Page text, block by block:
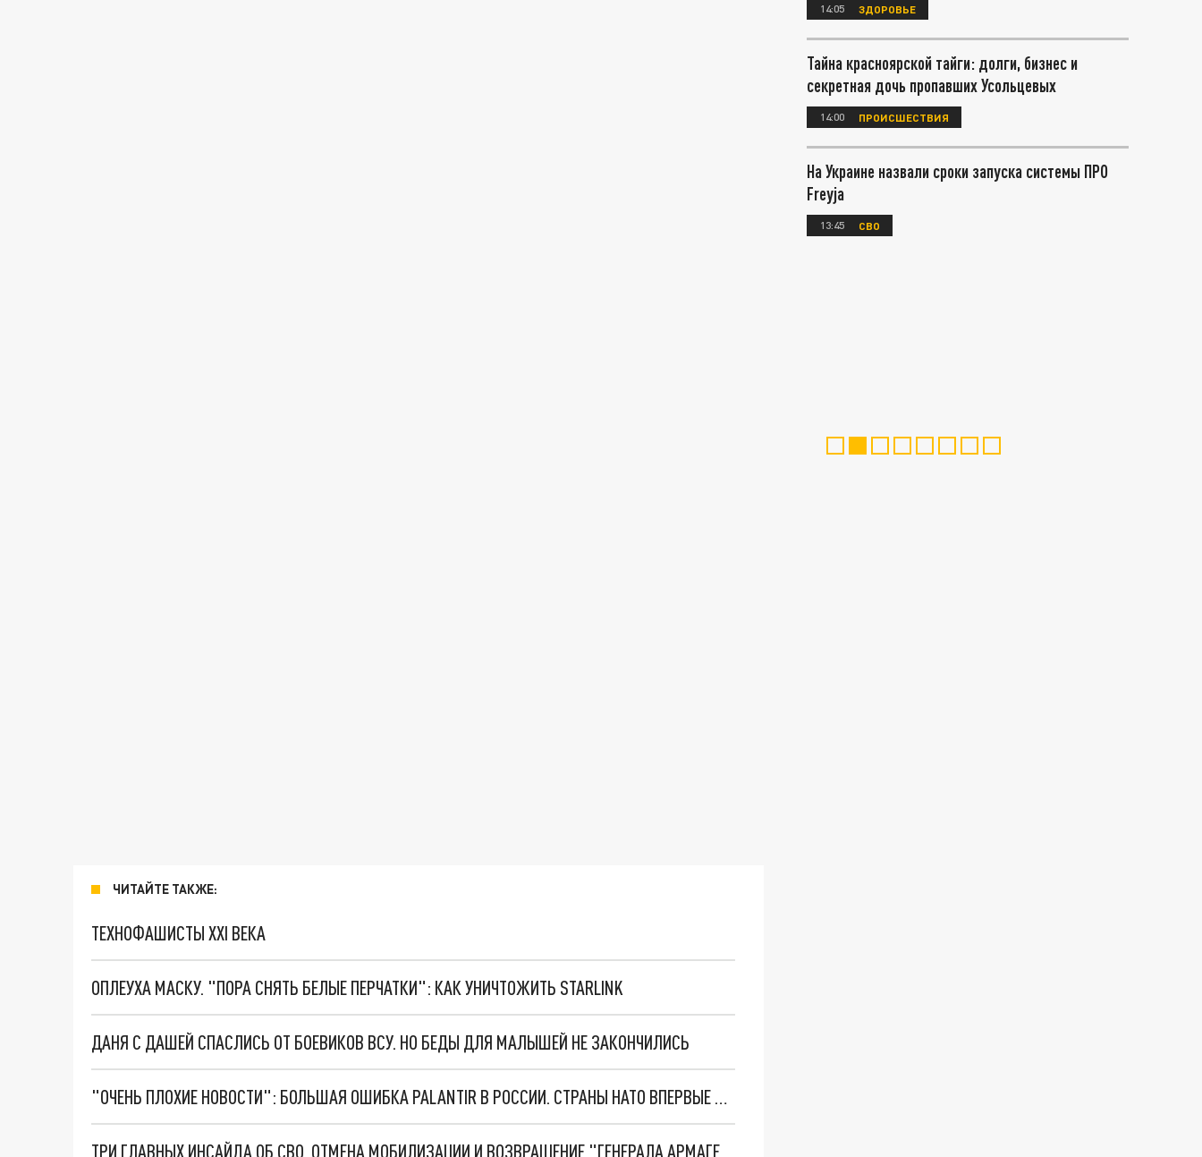
ЧИТАЙТЕ ТАКЖЕ:
ТЕХНОФАШИСТЫ XXI ВЕКА
ОПЛЕУХА МАСКУ. "ПОРА СНЯТЬ БЕЛЫЕ ПЕРЧАТКИ": КАК УНИЧТОЖИТЬ STARLINK
ДАНЯ С ДАШЕЙ СПАСЛИСЬ ОТ БОЕВИКОВ ВСУ. НО БЕДЫ ДЛЯ МАЛЫШЕЙ НЕ ЗАКОНЧИЛИСЬ
"ОЧЕНЬ ПЛОХИЕ НОВОСТИ": БОЛЬШАЯ ОШИБКА PALANTIR В РОССИИ. СТРАНЫ НАТО ВПЕРВЫЕ ЗА СВО ОСТАНОВИЛИ ПОСТАВКИ ОРУЖИЯ. ВСУ ТЕРЯЮТ ПРИГРАНИЧЬЕ?
14:05 ЗДОРОВЬЕ
Тайна красноярской тайги: долги, бизнес и
секретная дочь пропавших Усольцевых
14:00 ПРОИСШЕСТВИЯ
На Украине назвали сроки запуска системы ПРО
Freyja
13:45 СВО